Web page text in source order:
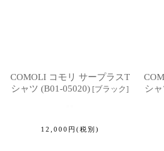
COMOLI コモリ サープラスT
シャツ (B01-05020) [ブラック]
12,000 円 (税別)
シ